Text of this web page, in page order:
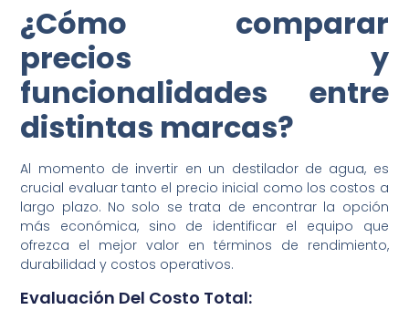
¿Cómo comparar
precios y
funcionalidades entre
distintas marcas?
Al momento de invertir en un destilador de agua, es
crucial evaluar tanto el precio inicial como los costos a
largo plazo. No solo se trata de encontrar la opción
más económica, sino de identificar el equipo que
ofrezca el mejor valor en términos de rendimiento,
durabilidad y costos operativos.
Evaluación Del Costo Total: